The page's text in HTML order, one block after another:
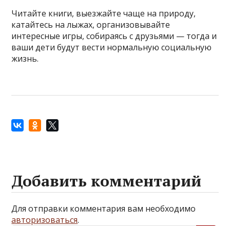
Читайте книги, выезжайте чаще на природу,
катайтесь на лыжах, организовывайте
интересные игры, собираясь с друзьями — тогда и
ваши дети будут вести нормальную социальную
жизнь.
Добавить комментарий
Для отправки комментария вам необходимо
авторизоваться.